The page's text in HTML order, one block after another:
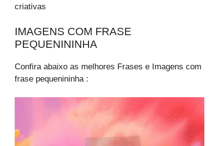
criativas
IMAGENS COM FRASE
PEQUENININHA​
Confira abaixo as melhores Frases e Imagens com
frase pequenininha​ :